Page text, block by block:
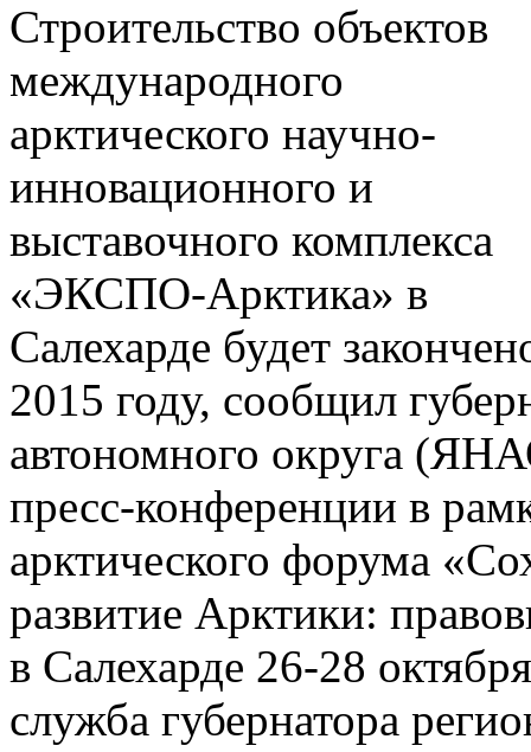
Строительство объектов
международного
арктического научно-
инновационного и
выставочного комплекса
«ЭКСПО-Арктика» в
Салехарде будет
2015 году, сообщил
автономного округа
пресс-конференции в
арктического форума
развитие Арктики:
в Салехарде 26-28
служба губернатора